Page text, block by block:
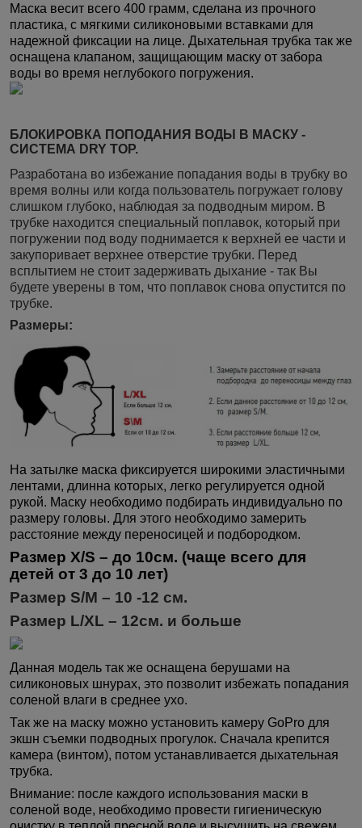
Маска весит всего 400 грамм, сделана из прочного
пластика, с мягкими силиконовыми вставками для
надежной фиксации на лице. Дыхательная трубка так же
оснащена клапаном, защищающим маску от забора
воды во время неглубокого погружения.
БЛОКИРОВКА ПОПОДАНИЯ ВОДЫ В МАСКУ -
СИСТЕМА DRY TOP.
Разработана во избежание попадания воды в трубку во
время волны или когда пользователь погружает голову
слишком глубоко, наблюдая за подводным миром. В
трубке находится специальный поплавок, который при
погружении под воду поднимается к верхней ее части и
закупоривает верхнее отверстие трубки. Перед
всплытием не стоит задерживать дыхание - так Вы
будете уверены в том, что поплавок снова опустится по
трубке.
Размеры:
На затылке маска фиксируется широкими эластичными
лентами, длинна которых, легко регулируется одной
рукой. Маску необходимо подбирать индивидуально по
размеру головы. Для этого необходимо замерить
расстояние между переносицей и подбородком.
Размер X/S – до 10см. (чаще всего для
детей от 3 до 10 лет)
Размер S/M – 10 -12 см.
Размер L/XL – 12см. и больше
Данная модель так же оснащена берушами на
силиконовых шнурах, это позволит избежать попадания
соленой влаги в среднее ухо.
Так же на маску можно установить камеру GoPro для
экшн съемки подводных прогулок. Сначала крепится
камера (винтом), потом устанавливается дыхательная
трубка.
Внимание: после каждого использования маски в
соленой воде, необходимо провести гигиеническую